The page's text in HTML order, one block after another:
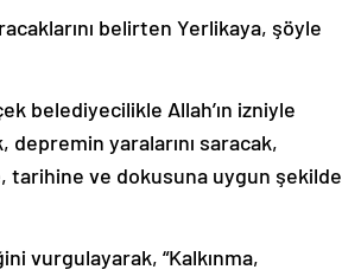
belirten Yerlikaya, şöyle
belediyecilikle Allah’ın izniyle
depremin yaralarını saracak,
tarihine ve dokusuna uygun şekilde
vurgulayarak, “Kalkınma,